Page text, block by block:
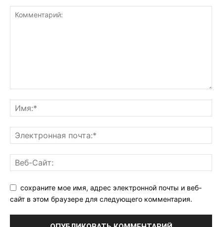
сохраните мое имя, адрес электронной почты и веб-
сайт в этом браузере для следующего комментария.